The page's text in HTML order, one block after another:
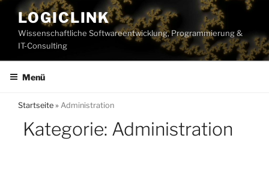
Zum
Inhalt
springen
LOGICLINK
Wissenschaftliche Softwareentwicklung, Programmierung &
IT-Consulting
Menü
Startseite » Administration
Kategorie: Administration